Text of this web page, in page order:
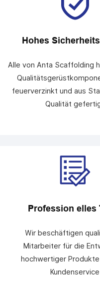
Hohes
Alle von Anta Scaffolding
feuerverzinkt und aus
Qualität
Profession elles
Wir beschäftigen
Mitarbeiter für die
hochwertiger
Kundenservice